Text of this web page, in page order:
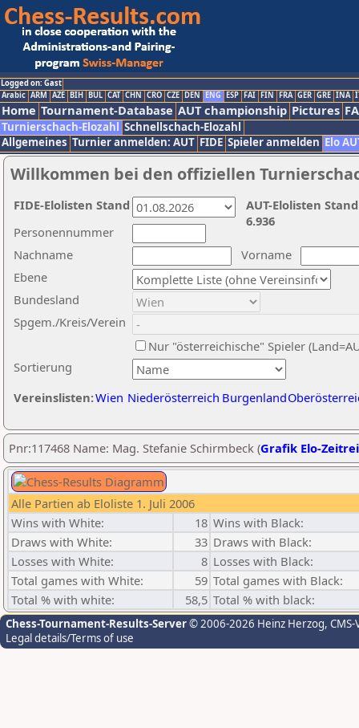
Logged on: Gast
Arabic ARM AZE BIH BUL CAT CHN CRO CZE DEN ENG ESP FAI FIN FRA GER GRE INA
Home Tournament-Database AUT championship Pictures
Turnierschach-Elozahl Schnellschach-Elozahl
Allgemeines Turnier anmelden: AUT FIDE Spieler anmelden Elo
Willkommen bei den offiziellen
Nachname
Vorname
Ebene
Sortierung
Personennummer
Bundesland
Spgem./Kreis/Verein
Nur "österreichische" Spieler
Vereinslisten:Wien Niederösterreich Burgenland
AUT-Elolisten
6.936
FIDE-Elolisten Stand
Pnr:117468 Name: Mag. Stefanie Schirmbeck (Grafik Elo-
Alle Partien ab Eloliste 1. Juli 2006
Wins with White:
18 Wins with Black:
Draws with White:
33 Draws with Black:
Losses with White:
8 Losses with Black:
Total games with White:
59 Total games with Black:
Total % with white:
58,5 Total % with black:
Chess-Tournament-Results-Server© 2006-2026 Heinz Herzog,
Legal details/Terms of use